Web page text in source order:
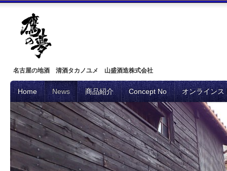
名古屋の地酒 清酒タカノユメ 山盛酒造株式会社
Home News 商品紹介 Concept No オンラインス